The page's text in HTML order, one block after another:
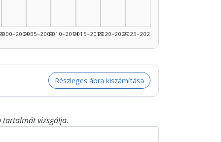
2005–20092010–20142015–20192020–20242025–2026
Részleges ábra kiszámítása
tartalmát vizsgálja.